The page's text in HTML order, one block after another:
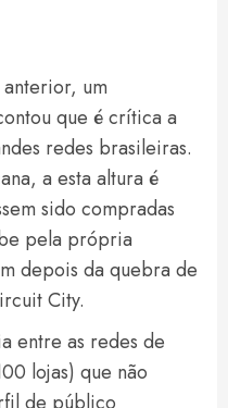
um
que é crítica a
redes brasileiras.
a esta altura é
sido compradas
pela própria
depois da quebra de
City.
entre as redes de
lojas) que não